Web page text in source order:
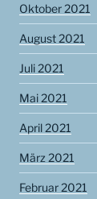
Oktober 2021
August 2021
Juli 2021
Mai 2021
April 2021
März 2021
Februar 2021